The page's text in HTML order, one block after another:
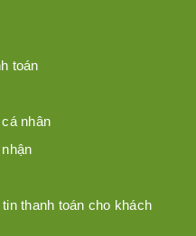
toán
nhân
thanh toán cho khách